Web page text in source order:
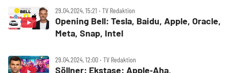
29.04.2024, 15:21 ‧ TV Redaktion
Opening Bell: Tesla, Baidu, Apple, Oracle,
Meta, Snap, Intel
29.04.2024, 12:00 ‧ TV Redaktion
Söllner: Ekstase: Apple‑Aha,